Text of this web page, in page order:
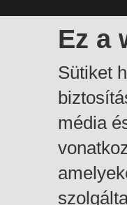
Ez a
Sütiket
média